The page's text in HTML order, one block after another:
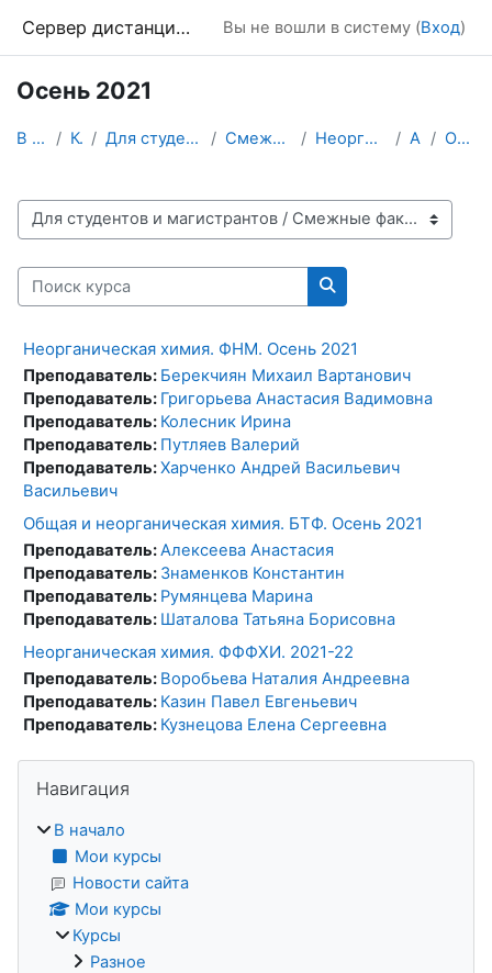
Сервер дистанционного обучения Химического факультета МГУ Вы не вошли в систему (Вход)
Осень 2021
В начало Курсы Для студентов и магистрантов Смежные факультеты Неорганическая химия Архив Осень 2021
Категории курсов
Поиск курса
Поиск курса
Неорганическая химия. ФНМ. Осень 2021
Преподаватель: Берекчиян Михаил Вартанович
Преподаватель: Григорьева Анастасия Вадимовна
Преподаватель: Колесник Ирина
Преподаватель: Путляев Валерий
Преподаватель:Харченко Андрей Васильевич
Васильевич
Общая и неорганическая химия. БТФ. Осень 2021
Преподаватель:Алексеева Анастасия
Преподаватель: Знаменков Константин
Преподаватель: Румянцева Марина
Преподаватель: Шаталова Татьяна Борисовна
Неорганическая химия. ФФФХИ. 2021-22
Преподаватель: Воробьева Наталия Андреевна
Преподаватель: Казин Павел Евгеньевич
Преподаватель: Кузнецова Елена Сергеевна
Блоки
Навигация
В начало
Мои курсы
Новости сайта
Мои курсы
Курсы
Разное